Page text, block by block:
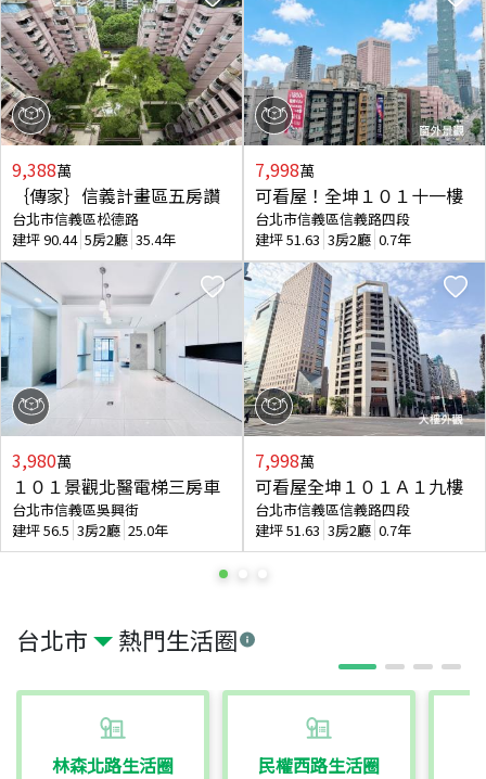
台北市 熱門生活圈
林森北路生活圈 民權西路生活圈
9,388萬
｛傳家｝信義計畫區五房讚
台北市信義區松德路
建坪90.44 5房2廳 35.4年
3,980萬
１０１景觀北醫電梯三房車
台北市信義區吳興街
建坪56.5 3房2廳 25.0年
7,998萬
可看屋！全坤１０１十一樓
台北市信義區信義路四段
建坪51.63 3房2廳 0.7年
7,998萬
可看屋全坤１０１Ａ１九樓
台北市信義區信義路四段
建坪51.63 3房2廳 0.7年